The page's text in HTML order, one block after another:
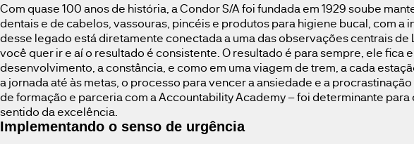
Com quase 100 anos de história, a Condor S/A foi fundada em 1929 soube
dentais e de cabelos, vassouras, pincéis e produtos para higiene bucal, com
desse legado está diretamente conectada a uma das observações centrais
você quer ir e aí o resultado é consistente. O resultado é para sempre, ele
desenvolvimento, a constância, e como em uma viagem de trem, a cada
a jornada até às metas, o processo para vencer a ansiedade e a
de formação e parceria com a Accountability Academy – foi determinante
sentido da excelência.
Implementando o senso de urgência